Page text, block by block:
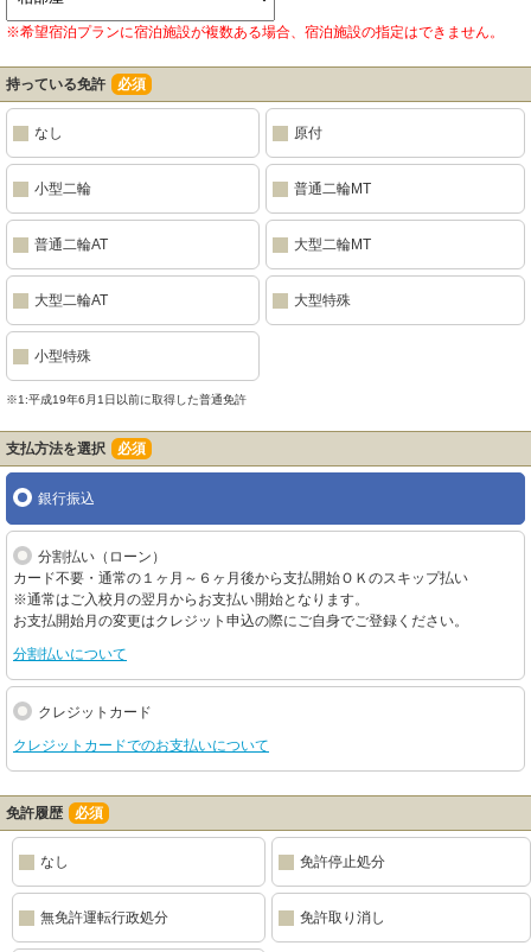
※希望宿泊プランに宿泊施設が複数ある場合、宿泊施設の指定はできません。
持っている免許 必須
なし 原付
小型二輪 普通二輪MT
普通二輪AT 大型二輪MT
大型二輪AT 大型特殊
小型特殊
※1:平成19年6月1日以前に取得した普通免許
支払方法を選択 必須
銀行振込
分割払い（ローン）
カード不要・通常の１ヶ月～６ヶ月後から支払開始ＯＫのスキップ払い
※通常はご入校月の翌月からお支払い開始となります。
お支払開始月の変更はクレジット申込の際にご自身でご登録ください。
分割払いについて
クレジットカード
クレジットカードでのお支払いについて
免許履歴 必須
なし 免許停止処分
無免許運転行政処分 免許取り消し